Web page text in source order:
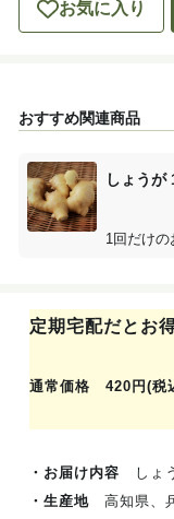
お気に入り
おすすめ関連商品
しょうが
1回だけの
定期宅配だとお得
通常価格 420円(
・お届け内容 しょ
・生産地 高知県、